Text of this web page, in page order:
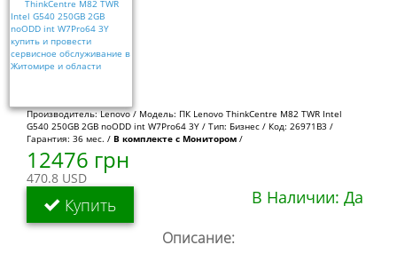
Производитель: Lenovo / Модель: ПК Lenovo ThinkCentre M82 TWR Intel
G540 250GB 2GB noODD int W7Pro64 3Y / Тип: Бизнес / Код: 26971B3 /
Гарантия: 36 мес. / В комплекте с Монитором /
12476 грн
470.8 USD
Купить В Наличии: Да
Описание: